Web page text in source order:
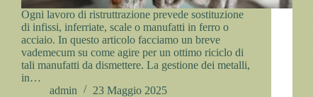
Ogni lavoro di ristruttrazione prevede sostituzione
di infissi, inferriate, scale o manufatti in ferro o
acciaio. In questo articolo facciamo un breve
vademecum su come agire per un ottimo riciclo di
tali manufatti da dismettere. La gestione dei metalli,
in…
admin
23 Maggio 2025